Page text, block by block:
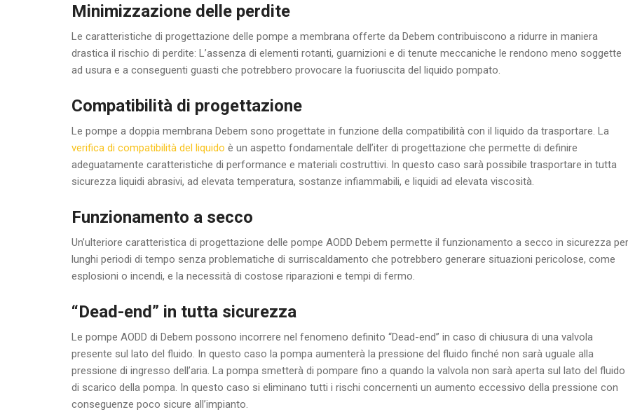
Minimizzazione delle perdite
Le caratteristiche di progettazione delle pompe a membrana offerte da Debem contribuiscono a ridurre in maniera
drastica il rischio di perdite: L’assenza di elementi rotanti, guarnizioni e di tenute meccaniche le rendono meno soggette
ad usura e a conseguenti guasti che potrebbero provocare la fuoriuscita del liquido pompato.
Compatibilità di progettazione
Le pompe a doppia membrana Debem sono progettate in funzione della compatibilità con il liquido da trasportare. La
verifica di compatibilità del liquido è un aspetto fondamentale dell’iter di progettazione che permette di definire
adeguatamente caratteristiche di performance e materiali costruttivi. In questo caso sarà possibile trasportare in tutta
sicurezza liquidi abrasivi, ad elevata temperatura, sostanze infiammabili, e liquidi ad elevata viscosità.
Funzionamento a secco
Un’ulteriore caratteristica di progettazione delle pompe AODD Debem permette il funzionamento a secco in sicurezza per
lunghi periodi di tempo senza problematiche di surriscaldamento che potrebbero generare situazioni pericolose, come
esplosioni o incendi, e la necessità di costose riparazioni e tempi di fermo.
“Dead-end” in tutta sicurezza
Le pompe AODD di Debem possono incorrere nel fenomeno definito “Dead-end” in caso di chiusura di una valvola
presente sul lato del fluido. In questo caso la pompa aumenterà la pressione del fluido finché non sarà uguale alla
pressione di ingresso dell’aria. La pompa smetterà di pompare fino a quando la valvola non sarà aperta sul lato del fluido
di scarico della pompa. In questo caso si eliminano tutti i rischi concernenti un aumento eccessivo della pressione con
conseguenze poco sicure all’impianto.